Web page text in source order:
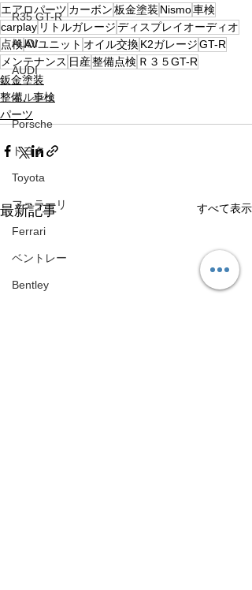
R35 GT-R
AUDI
AUDI
ポルシェ
Porsche
トヨタ
Toyota
フェラーリ
Ferrari
ベントレー
Bentley
エアロパーツ カーボン板金塗装 Nismo車検
carplay リトルガレージディスプレイオーディオ
点検AVユニット オイル交換K2ガレージGT-R
メンテナンス 日産整備点検 Ｒ３５GT-R
鈑金塗装
整備、車検
パーツ
最新記事 すべて表示